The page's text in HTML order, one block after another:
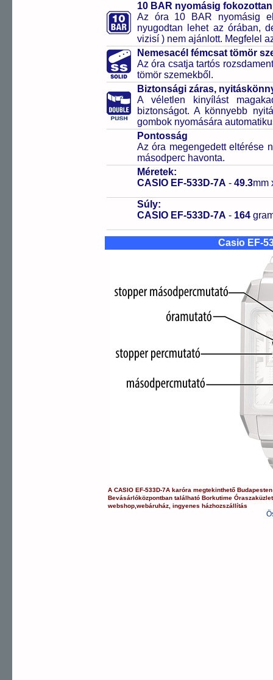
10 BAR nyomásig
Az óra 10 BAR nyomásig
nyugodtan lehet az órában,
vizisí ) nem ajánlott. Megfelel
Nemesacél fémcsat tömör
Az óra csatja tartós
tömör szemekből.
Biztonsági záras,
A véletlen kinyílást
biztonságot. A könnyebb
gombok nyomására
Pontosság
Az óra megengedett eltérése
másodperc havonta.
Méretek:
CASIO EF-533D-7A - 49.3mm
Súly:
CASIO EF-533D-7A - 164
Casio EF-
ACASIO EF-533D-7A karóra megtekinthető
Bevásárlóközpontban található Borkutime
webshop ,webáruház ,ingyenes házhozszállítás